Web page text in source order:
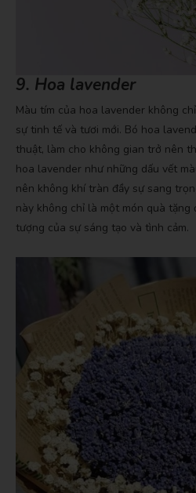
9. Hoa lavender
Màu tím của hoa lavender không
sự tinh tế và tươi mới. Bó hoa
thuật, làm cho không gian trở nên
hoa lavender như những dấu vết
nên không khí tràn đầy sự sang
này không chỉ là một món quà tặng
tượng của sự sáng tạo và tình cảm.